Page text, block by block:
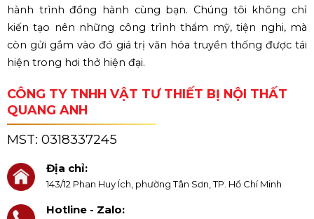
hành trình đồng hành cùng bạn. Chúng tôi không chỉ
kiến tạo nên những công trình thẩm mỹ, tiện nghi, mà
còn gửi gắm vào đó giá trị văn hóa truyền thống được tái
hiện trong hơi thở hiện đại.
CÔNG TY TNHH VẬT TƯ THIẾT BỊ NỘI THẤT
QUANG ANH
MST: 0318337245
Địa chỉ:
143/12 Phan Huy Ích, phường Tân Sơn, TP. Hồ Chí Minh
Hotline - Zalo: